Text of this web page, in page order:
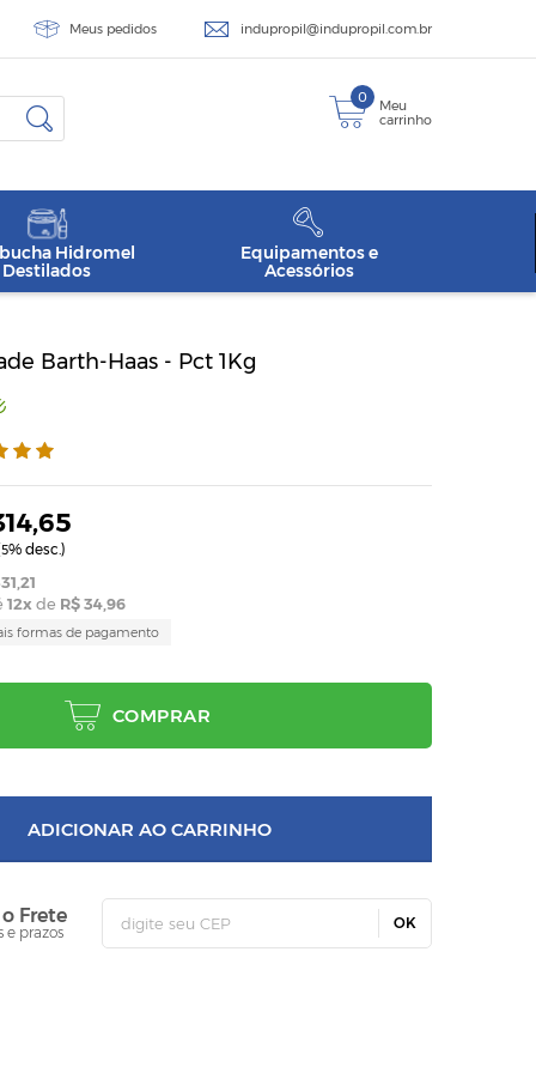
Meus pedidos indupropil@indupropil.com.br
0
Meu
carrinho
Hidromel
Destilados
Equipamentos e
Acessórios
Barth-Haas - Pct 1Kg
5% desc.)
12x de R$ 34,96
formas de pagamento
COMPRAR
ADICIONAR AO CARRINHO
Frete
e prazos
OK